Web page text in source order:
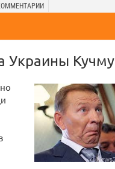
Украины Кучму